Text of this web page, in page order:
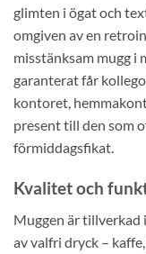
glimten i ögat och
omgiven av en
misstänksam mugg i
garanterat får
kontoret,
present till den som
förmiddagsfikat.
Kvalitet och
Muggen är tillverkad
av valfri dryck –